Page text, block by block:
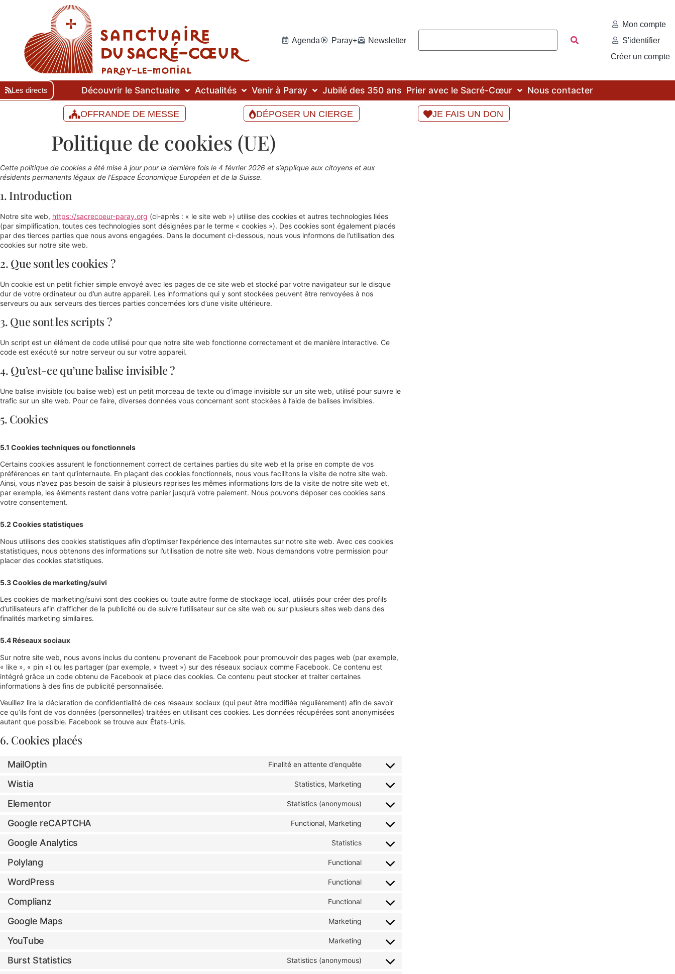
Agenda Paray+ Newsletter
Mon compte
S'identifier
Créer un compte
Les directs Découvrir le Sanctuaire Actualités Venir à Paray Jubilé des 350 ans Prier avec le Sacré-Cœur Nous contacter
OFFRANDE DE MESSE DÉPOSER UN CIERGE JE FAIS UN DON
Politique de cookies (UE)
Cette politique de cookies a été mise à jour pour la dernière fois le 4 février 2026 et s’applique aux citoyens et aux
résidents permanents légaux de l’Espace Économique Européen et de la Suisse.
1. Introduction
Notre site web, https://sacrecoeur-paray.org (ci-après : « le site web ») utilise des cookies et autres technologies liées
(par simplification, toutes ces technologies sont désignées par le terme « cookies »). Des cookies sont également placés
par des tierces parties que nous avons engagées. Dans le document ci-dessous, nous vous informons de l’utilisation des
cookies sur notre site web.
2. Que sont les cookies ?
Un cookie est un petit fichier simple envoyé avec les pages de ce site web et stocké par votre navigateur sur le disque
dur de votre ordinateur ou d’un autre appareil. Les informations qui y sont stockées peuvent être renvoyées à nos
serveurs ou aux serveurs des tierces parties concernées lors d’une visite ultérieure.
3. Que sont les scripts ?
Un script est un élément de code utilisé pour que notre site web fonctionne correctement et de manière interactive. Ce
code est exécuté sur notre serveur ou sur votre appareil.
4. Qu’est-ce qu’une balise invisible ?
Une balise invisible (ou balise web) est un petit morceau de texte ou d’image invisible sur un site web, utilisé pour suivre le
trafic sur un site web. Pour ce faire, diverses données vous concernant sont stockées à l’aide de balises invisibles.
5. Cookies
5.1 Cookies techniques ou fonctionnels
Certains cookies assurent le fonctionnement correct de certaines parties du site web et la prise en compte de vos
préférences en tant qu’internaute. En plaçant des cookies fonctionnels, nous vous facilitons la visite de notre site web.
Ainsi, vous n’avez pas besoin de saisir à plusieurs reprises les mêmes informations lors de la visite de notre site web et,
par exemple, les éléments restent dans votre panier jusqu’à votre paiement. Nous pouvons déposer ces cookies sans
votre consentement.
5.2 Cookies statistiques
Nous utilisons des cookies statistiques afin d’optimiser l’expérience des internautes sur notre site web. Avec ces cookies
statistiques, nous obtenons des informations sur l’utilisation de notre site web. Nous demandons votre permission pour
placer des cookies statistiques.
5.3 Cookies de marketing/suivi
Les cookies de marketing/suivi sont des cookies ou toute autre forme de stockage local, utilisés pour créer des profils
d’utilisateurs afin d’afficher de la publicité ou de suivre l’utilisateur sur ce site web ou sur plusieurs sites web dans des
finalités marketing similaires.
5.4 Réseaux sociaux
Sur notre site web, nous avons inclus du contenu provenant de Facebook pour promouvoir des pages web (par exemple,
« like », « pin ») ou les partager (par exemple, « tweet ») sur des réseaux sociaux comme Facebook. Ce contenu est
intégré grâce un code obtenu de Facebook et place des cookies. Ce contenu peut stocker et traiter certaines
informations à des fins de publicité personnalisée.
Veuillez lire la déclaration de confidentialité de ces réseaux sociaux (qui peut être modifiée régulièrement) afin de savoir
ce qu’ils font de vos données (personnelles) traitées en utilisant ces cookies. Les données récupérées sont anonymisées
autant que possible. Facebook se trouve aux États-Unis.
6. Cookies placés
MailOptin Finalité en attente d’enquête
Wistia Statistics, Marketing
Elementor Statistics (anonymous)
Google reCAPTCHA Functional, Marketing
Google Analytics Statistics
Polylang Functional
WordPress Functional
Complianz Functional
Google Maps Marketing
YouTube Marketing
Burst Statistics Statistics (anonymous)